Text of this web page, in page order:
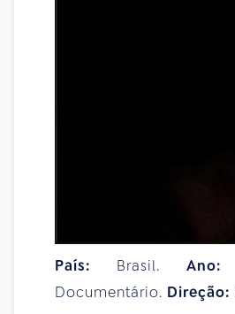
País: Brasil. Ano:
Documentário. Direção: